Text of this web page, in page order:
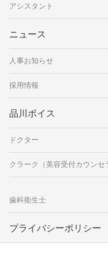
アシスタント
ニュース
人事お知らせ
採用情報
品川ボイス
ドクター
クラーク（美容受付カウンセ
歯科衛生士
プライバシーポリシー